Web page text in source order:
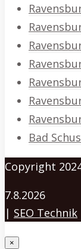
Bad
Copyright
7.8.2026
| SEO Technik
×